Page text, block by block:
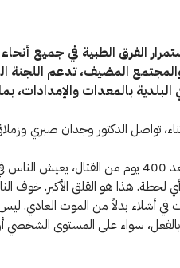
الفرق الطبية في جميع
المضيف، تدعم اللجنة
البلدية بالمعدات والإمدادات،
تواصل الدكتور وجدان صبري
وقالت: "بعد 400 يوم من القتال،
لحظة. هذا هو القلق الأكبر. خوف
أشلاء بدلاً من الموت العادي. ليس
سواء على المستوى الشخصي